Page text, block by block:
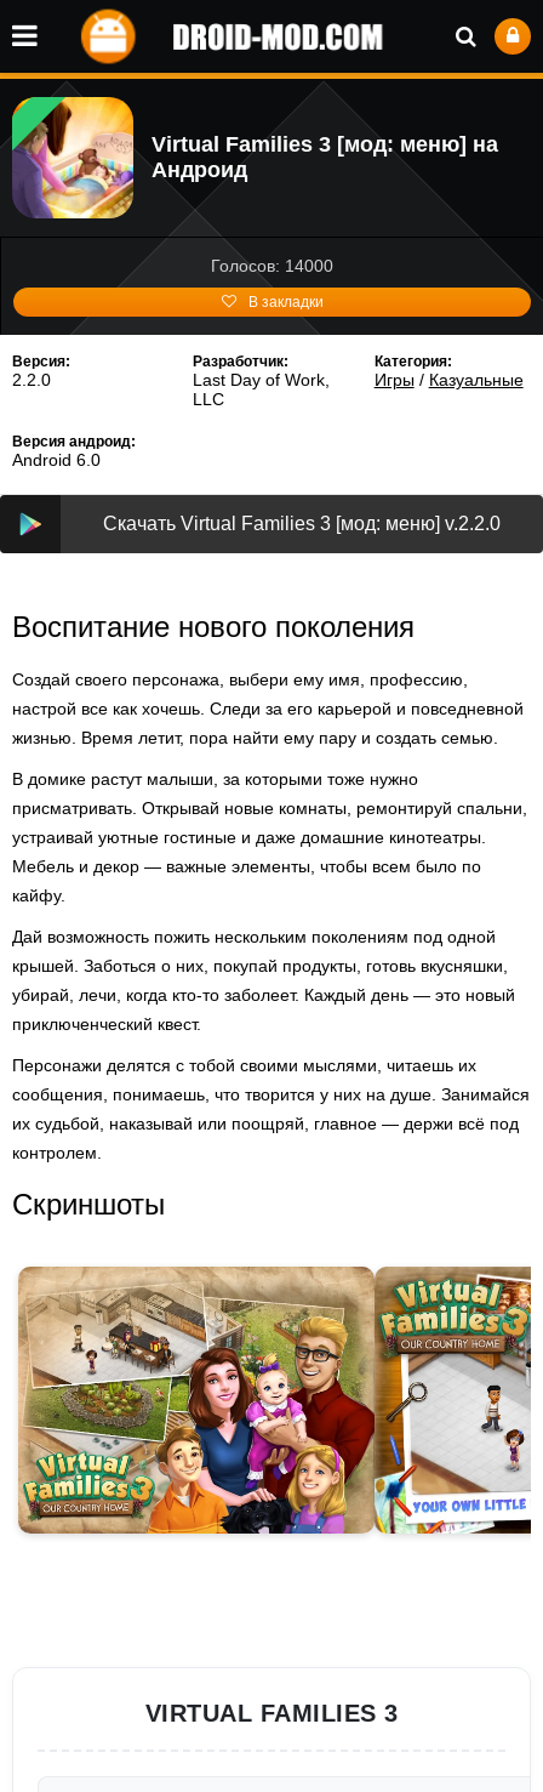
Virtual Families 3 [мод: меню] на
Андроид
Голосов: 14000
В закладки
Версия:
2.2.0
Разработчик:
Last Day of Work,
LLC
Категория:
Игры/ Казуальные
Версия андроид:
Android 6.0
Скачать Virtual Families 3 [мод: меню] v.2.2.0
Воспитание нового поколения
Создай своего персонажа, выбери ему имя, профессию,
настрой все как хочешь. Следи за его карьерой и повседневной
жизнью. Время летит, пора найти ему пару и создать семью.
В домике растут малыши, за которыми тоже нужно
присматривать. Открывай новые комнаты, ремонтируй спальни,
устраивай уютные гостиные и даже домашние кинотеатры.
Мебель и декор — важные элементы, чтобы всем было по
кайфу.
Дай возможность пожить нескольким поколениям под одной
крышей. Заботься о них, покупай продукты, готовь вкусняшки,
убирай, лечи, когда кто-то заболеет. Каждый день — это новый
приключенческий квест.
Персонажи делятся с тобой своими мыслями, читаешь их
сообщения, понимаешь, что творится у них на душе. Занимайся
их судьбой, наказывай или поощряй, главное — держи всё под
контролем.
Скриншоты
VIRTUAL FAMILIES 3